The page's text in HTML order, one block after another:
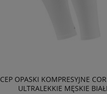
CEP OPASKI KOMPRESYJNE
ULTRALEKKIE MĘSKIE